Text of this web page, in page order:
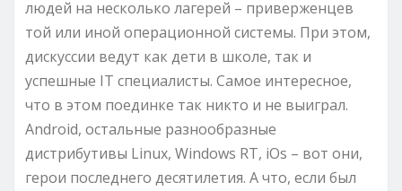
людей на несколько лагерей – приверженцев
той или иной операционной системы. При этом,
дискуссии ведут как дети в школе, так и
успешные IT специалисты. Самое интересное,
что в этом поединке так никто и не выиграл.
Android, остальные разнообразные
дистрибутивы Linux, Windows RT, iOs – вот они,
герои последнего десятилетия. А что, если был